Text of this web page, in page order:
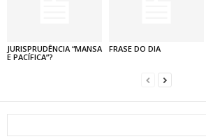
JURISPRUDÊNCIA “MANSA
E PACÍFICA”?
FRASE DO DIA